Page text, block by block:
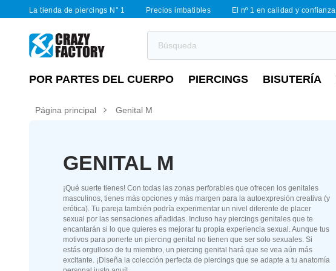
La tienda de piercings N° 1 Precios imbatibles El nº 1 en calidad y confianza
POR PARTES DEL CUERPO PIERCINGS BISUTERÍA
Página principal Genital M
GENITAL M
¡Qué suerte tienes! Con todas las zonas perforables que ofrecen los genitales
masculinos, tienes más opciones y más margen para la autoexpresión creativa (y
erótica). Tu pareja también podría experimentar un nivel diferente de placer
sexual por las sensaciones añadidas. Incluso hay piercings genitales que te
encantarán si lo que quieres es mejorar tu propia experiencia sexual. Aunque tus
motivos para ponerte un piercing genital no tienen que ser solo sexuales. Si
estás orgulloso de tu miembro, un piercing genital hará que se vea aún más
excitante. ¡Diseña la colección perfecta de piercings que se adapte a tu anatomía